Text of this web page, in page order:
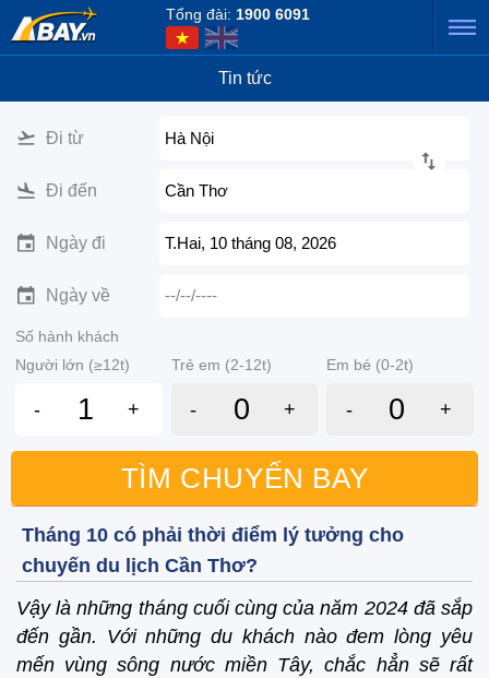
Tổng đài: 1900 6091
Tin tức
Đi từ Hà Nội
Đi đến Cần Thơ
Ngày đi T.Hai, 10 tháng 08, 2026
Ngày về --/--/----
Số hành khách
Người lớn (≥12t)
Trẻ em (2-12t) Em bé (0-2t)
- + - + - +
TÌM CHUYẾN BAY
Tháng 10 có phải thời điểm lý tưởng cho
chuyến du lịch Cần Thơ?
Vậy là những tháng cuối cùng của năm 2024 đã sắp
đến gần. Với những du khách nào đem lòng yêu
mến vùng sông nước miền Tây, chắc hẳn sẽ rất